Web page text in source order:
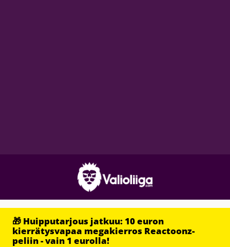
🎁 Huipputarjous jatkuu: 10 euron
kierrätysvapaa megakierros Reactoonz-
peliin - vain 1 eurolla!